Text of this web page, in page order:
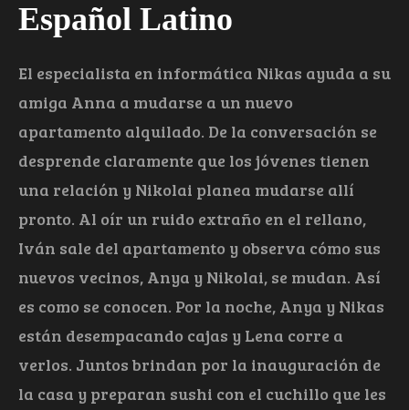
Español Latino
El especialista en informática Nikas ayuda a su
amiga Anna a mudarse a un nuevo
apartamento alquilado. De la conversación se
desprende claramente que los jóvenes tienen
una relación y Nikolai planea mudarse allí
pronto. Al oír un ruido extraño en el rellano,
Iván sale del apartamento y observa cómo sus
nuevos vecinos, Anya y Nikolai, se mudan. Así
es como se conocen. Por la noche, Anya y Nikas
están desempacando cajas y Lena corre a
verlos. Juntos brindan por la inauguración de
la casa y preparan sushi con el cuchillo que les